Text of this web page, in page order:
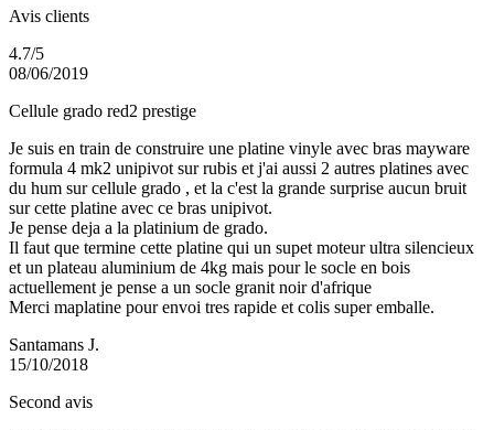
Avis clients
4.7/5
08/06/2019
Cellule grado red2 prestige
Je suis en train de construire une platine vinyle avec bras mayware
formula 4 mk2 unipivot sur rubis et j'ai aussi 2 autres platines avec
du hum sur cellule grado , et la c'est la grande surprise aucun bruit
sur cette platine avec ce bras unipivot.
Je pense deja a la platinium de grado.
Il faut que termine cette platine qui un supet moteur ultra silencieux
et un plateau aluminium de 4kg mais pour le socle en bois
actuellement je pense a un socle granit noir d'afrique
Merci maplatine pour envoi tres rapide et colis super emballe.
Santamans J.
15/10/2018
Second avis